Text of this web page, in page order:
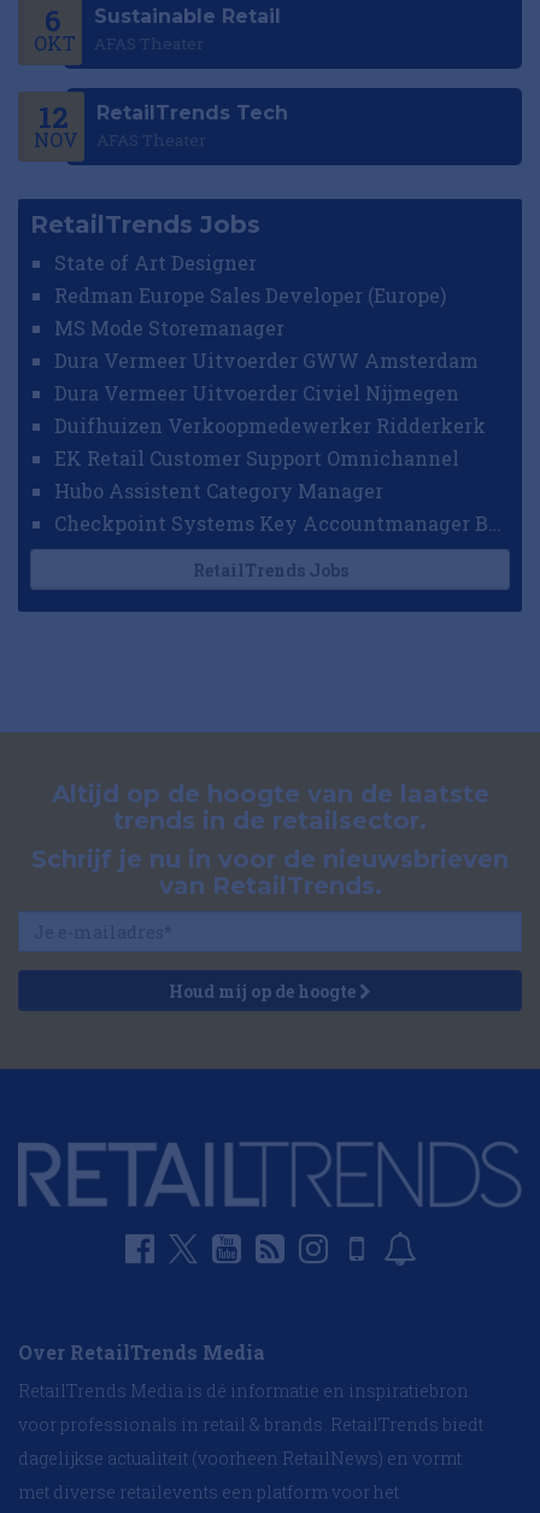
6
OKT
Sustainable Retail
AFAS Theater
12
NOV
RetailTrends Tech
AFAS Theater
RetailTrends Jobs
State of Art Designer
Redman Europe Sales Developer (Europe)
MS Mode Storemanager
Dura Vermeer Uitvoerder GWW Amsterdam
Dura Vermeer Uitvoerder Civiel Nijmegen
Duifhuizen Verkoopmedewerker Ridderkerk
EK Retail Customer Support Omnichannel
Hubo Assistent Category Manager
RetailTrends Jobs
Altijd op de hoogte van de laatste
trends in de retailsector.
Schrijf je nu in voor de nieuwsbrieven
van RetailTrends.
Houd mij op de hoogte
Over RetailTrends Media
RetailTrends Media is dé informatie en inspiratiebron
voor professionals in retail & brands. RetailTrends biedt
dagelijkse actualiteit (voorheen RetailNews) en vormt
met diverse retailevents een platform voor het